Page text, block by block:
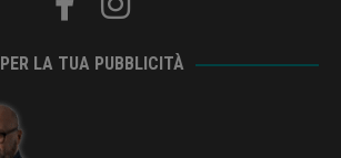
PER LA TUA PUBBLICITÀ